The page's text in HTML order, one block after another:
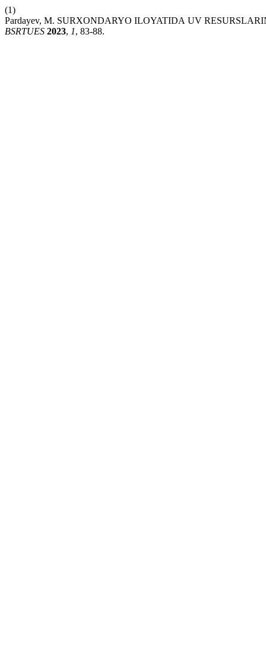
(1)
Pardayev, M. SURXONDАRYO ILOYATIDА UV
BSRTUES 2023, 1, 83-88.